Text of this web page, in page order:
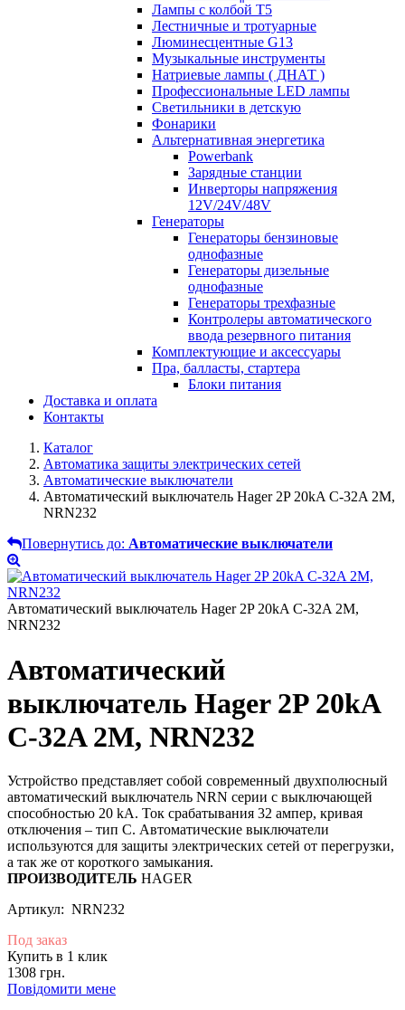
Лампы с колбой Т5
Лестничные и тротуарные
Люминесцентные G13
Музыкальные инструменты
Натриевые лампы ( ДНАТ )
Профессиональные LED лампы
Светильники в детскую
Фонарики
Альтернативная энергетика
Powerbank
Зарядные станции
Инверторы напряжения
12V/24V/48V
Генераторы
Генераторы бензиновые
однофазные
Генераторы дизельные
однофазные
Генераторы трехфазные
Контролеры автоматического
ввода резервного питания
Комплектующие и аксессуары
Пра, балласты, стартера
Блоки питания
Доставка и оплата
Контакты
Каталог
Автоматика защиты электрических сетей
Автоматические выключатели
Автоматический выключатель Hager 2P 20kA C-32A 2M,
NRN232
Повернутись до: Автоматические выключатели
Автоматический выключатель Hager 2P 20kA C-32A 2M,
NRN232
Автоматический
выключатель Hager 2P 20kA
C-32A 2M, NRN232
Устройство представляет собой современный двухполюсный
автоматический выключатель NRN серии с выключающей
способностью 20 kA. Ток срабатывания 32 ампер, кривая
отключения – тип C. Автоматические выключатели
используются для защиты электрических сетей от перегрузки,
а так же от короткого замыкания.
ПРОИЗВОДИТЕЛЬ HAGER
Артикул: NRN232
Под заказ
Купить в 1 клик
1308 грн.
Повідомити мене